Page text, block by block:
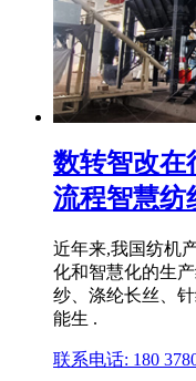
数转智改在
流程智慧纺
近年来,我国纺机
化和智慧化的生
纱、涤纶长丝、
能生 .
联系电话: 180